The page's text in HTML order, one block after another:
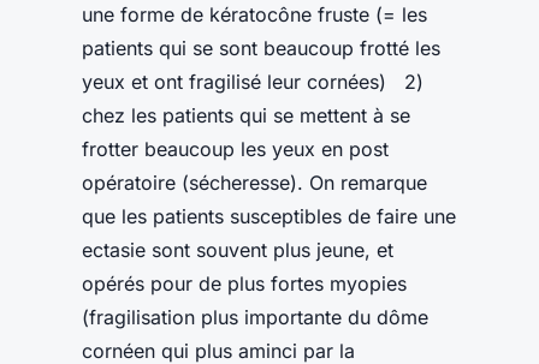
une forme de kératocône fruste (= les
patients qui se sont beaucoup frotté les
yeux et ont fragilisé leur cornées) 2)
chez les patients qui se mettent à se
frotter beaucoup les yeux en post
opératoire (sécheresse). On remarque
que les patients susceptibles de faire une
ectasie sont souvent plus jeune, et
opérés pour de plus fortes myopies
(fragilisation plus importante du dôme
cornéen qui plus aminci par la